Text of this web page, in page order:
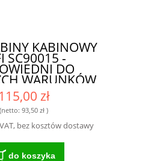
KABINOWY
SC90015 -
DO
WARUNKÓW
PRACY
115,00 zł
(netto: 93,50 zł)
bez kosztów dostawy
do koszyka